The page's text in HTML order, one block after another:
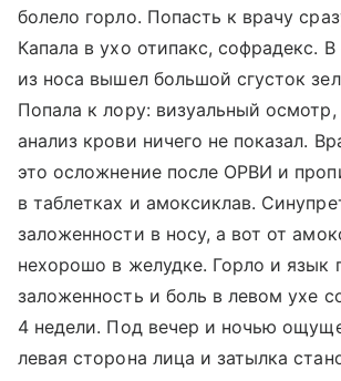
болело горло. Попасть к врачу
Капала в ухо отипакс, софрадекс.
из носа вышел большой сгусток
Попала к лору: визуальный осмотр,
анализ крови ничего не показал.
это осложнение после ОРВИ и
в таблетках и амоксиклав.
заложенности в носу, а вот от
нехорошо в желудке. Горло и язык
заложенность и боль в левом ухе
4 недели. Под вечер и ночью
левая сторона лица и затылка